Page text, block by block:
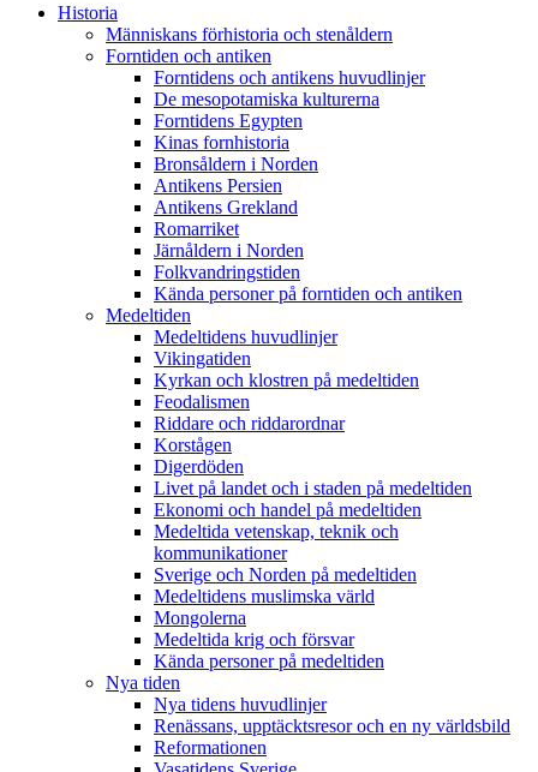
Historia
Människans förhistoria och stenåldern
Forntiden och antiken
Forntidens och antikens huvudlinjer
De mesopotamiska kulturerna
Forntidens Egypten
Kinas fornhistoria
Bronsåldern i Norden
Antikens Persien
Antikens Grekland
Romarriket
Järnåldern i Norden
Folkvandringstiden
Kända personer på forntiden och antiken
Medeltiden
Medeltidens huvudlinjer
Vikingatiden
Kyrkan och klostren på medeltiden
Feodalismen
Riddare och riddarordnar
Korstågen
Digerdöden
Livet på landet och i staden på medeltiden
Ekonomi och handel på medeltiden
Medeltida vetenskap, teknik och
kommunikationer
Sverige och Norden på medeltiden
Medeltidens muslimska värld
Mongolerna
Medeltida krig och försvar
Kända personer på medeltiden
Nya tiden
Nya tidens huvudlinjer
Renässans, upptäcktsresor och en ny världsbild
Reformationen